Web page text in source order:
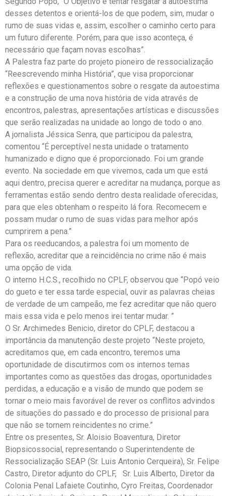
desses detentos e orientá-los de que podem, sim, mudar o
rumo de suas vidas e, assim, escolher o caminho certo para
um futuro diferente. Porém, para que isso aconteça, é
necessário que façam novas escolhas”.
A Palestra faz parte do projeto pioneiro de ressocialização
“Reescrevendo minha História”, que visa proporcionar
reflexões e questionamentos sobre o resgate da autoestima
e a construção de uma nova história de vida através de
encontros, palestras, apresentações artísticas e discussões
que serão realizadas na unidade ao longo de todo o ano.
A jornalista Jéssica Senra, que participou da palestra,
comentou “É perceptível nesta unidade o tratamento
humanizado e digno que é proporcionado. Foi um grande
evento. Na sociedade em que vivemos, cada um que está
aqui dentro, precisa querer e acreditar na mudança, porque as
ferramentas estão sendo dentro desta realidade oferecidas,
para que eles obtenham o respeito lá fora. Recomecem e
possam mudar o rumo de suas vidas para melhor após
cumprirem a pena.”
Para os reeducandos, a palestra foi um momento de
reflexão, acreditar que a reincidência no crime não é mais
uma opção de vida.
O interno H.C.S., recolhido no CPLF, observou que “Popó veio
do gueto e ter essa tarde especial, ouvir as palavras cheias
de verdade de um campeão, me fez acreditar que não quero
mais essa vida e pelo menos irei tentar mudar. ”
O Sr. Archimedes Benicio, diretor do CPLF, destacou a
importância da manutenção deste projeto “Neste projeto,
acreditamos que, em cada encontro, teremos uma
oportunidade de discutirmos com os internos temas
importantes como as questões das drogas, oportunidades
perdidas, a educação e a visão de mundo que podem se
tornar o meio mais favorável de rever os conflitos advindos
de situações do passado e do processo de prisional para
que não se tornem reincidentes no crime.”
Entre os presentes, Sr. Aloisio Boaventura, Diretor
Biopsicossocial, representando o Superintendente de
Ressocialização SEAP (Sr. Luis Antonio Cerqueira), Sr. Felipe
Castro, Diretor adjunto do CPLF, Sr. Luis Alberto, Diretor da
Colonia Penal Lafaiete Coutinho, Cyro Freitas, Coordenador